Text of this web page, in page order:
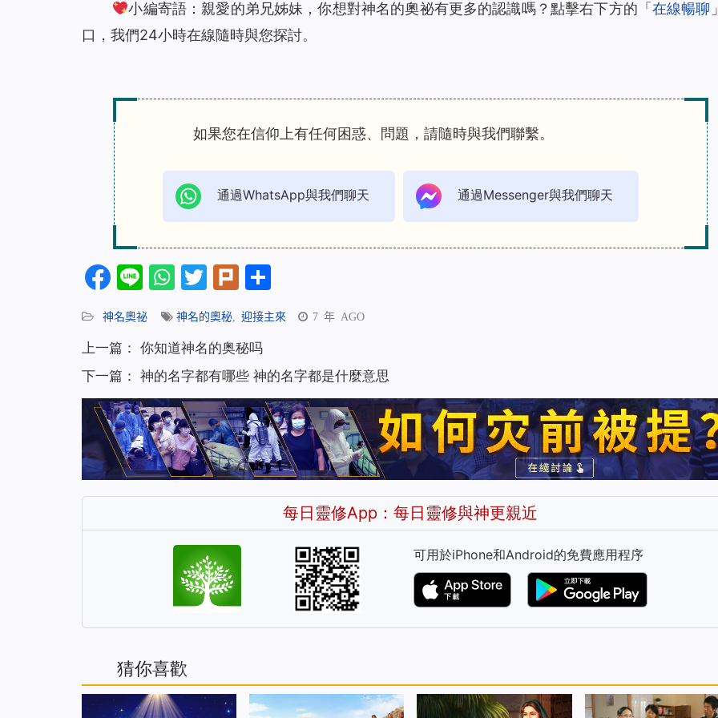
小編寄語：親愛的弟兄姊妹，你想對神名的奧祕有更多的認識嗎？點擊右下方的「在線暢聊
口，我們24小時在線隨時與您探討。
如果您在信仰上有任何困惑、問題，請隨時與我們聯繫。
通過WhatsApp與我們聊天 通過Messenger與我們聊天
Facebook
LineWhatsApp
Twitter
Plurk
享
神名奧祕 神名的奧秘 迎接主來 7 年 AGO
上一篇： 你知道神名的奥秘吗
下一篇： 神的名字都有哪些 神的名字都是什麼意思
每日靈修App：每日靈修與神更親近
可用於iPhone和Android的免費應用程序
猜你喜歡